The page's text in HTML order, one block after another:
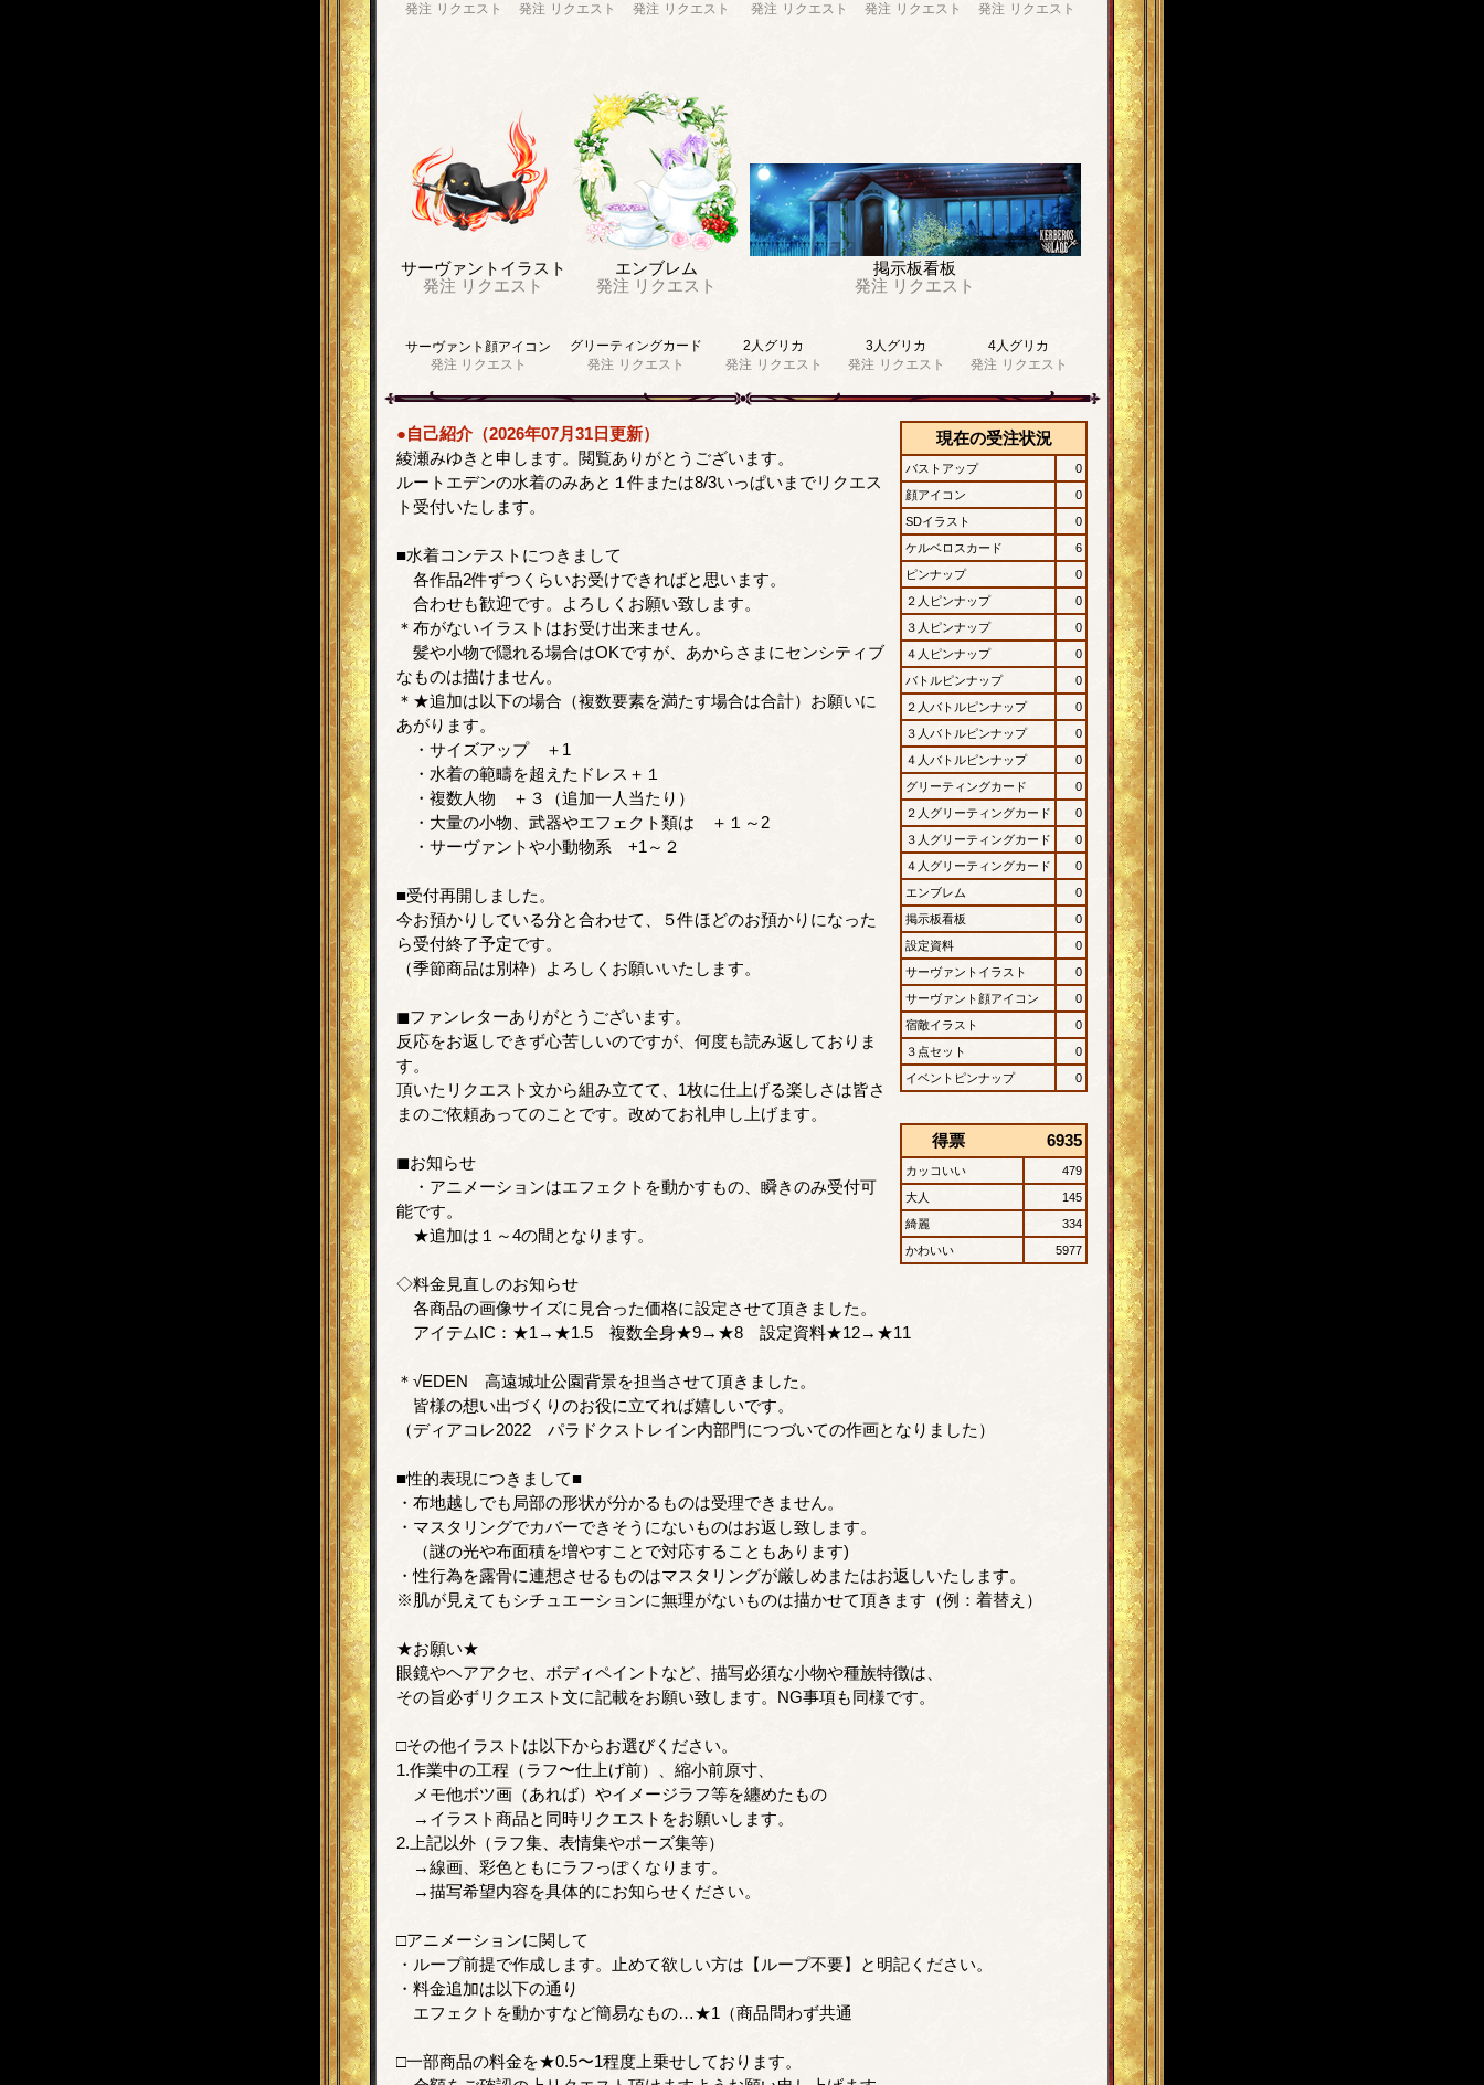
発注 リクエスト
発注 リクエスト
発注 リクエスト
発注 リクエスト
発注 リクエスト
発注 リクエスト
サーヴァントイラスト
発注 リクエスト
エンブレム
発注 リクエスト
掲示板看板
発注 リクエスト
サーヴァント顔アイコン
発注 リクエスト
グリーティングカード
発注 リクエスト
2人グリカ
発注 リクエスト
3人グリカ
発注 リクエスト
4人グリカ
発注 リクエスト
現在の受注状況
バストアップ
0
顔アイコン
0
SDイラスト
0
ケルベロスカード
6
ピンナップ
0
２人ピンナップ
0
３人ピンナップ
0
４人ピンナップ
0
バトルピンナップ
0
２人バトルピンナップ
0
３人バトルピンナップ
0
４人バトルピンナップ
0
グリーティングカード
0
２人グリーティングカード
0
３人グリーティングカード
0
４人グリーティングカード
0
エンブレム
0
掲示板看板
0
設定資料
0
サーヴァントイラスト
0
サーヴァント顔アイコン
0
宿敵イラスト
0
３点セット
0
イベントピンナップ
0
得票 6935
カッコいい
479
大人
145
綺麗
334
かわいい
5977
●自己紹介（2026年07月31日更新）
綾瀬みゆきと申します。閲覧ありがとうございます。
ルートエデンの水着のみあと１件または8/3いっぱいまでリクエス
ト受付いたします。
■水着コンテストにつきまして
各作品2件ずつくらいお受けできればと思います。
合わせも歓迎です。よろしくお願い致します。
＊布がないイラストはお受け出来ません。
髪や小物で隠れる場合はOKですが、あからさまにセンシティブ
なものは描けません。
＊★追加は以下の場合（複数要素を満たす場合は合計）お願いに
あがります。
・サイズアップ ＋1
・水着の範疇を超えたドレス＋１
・複数人物 ＋３（追加一人当たり）
・大量の小物、武器やエフェクト類は ＋１～2
・サーヴァントや小動物系 +1～２
■受付再開しました。
今お預かりしている分と合わせて、５件ほどのお預かりになった
ら受付終了予定です。
（季節商品は別枠）よろしくお願いいたします。
◼ファンレターありがとうございます。
反応をお返しできず心苦しいのですが、何度も読み返しておりま
す。
頂いたリクエスト文から組み立てて、1枚に仕上げる楽しさは皆さ
まのご依頼あってのことです。改めてお礼申し上げます。
◼お知らせ
・アニメーションはエフェクトを動かすもの、瞬きのみ受付可
能です。
★追加は１～4の間となります。
◇料金見直しのお知らせ
各商品の画像サイズに見合った価格に設定させて頂きました。
アイテムIC：★1→★1.5 複数全身★9→★8 設定資料★12→★11
＊√EDEN 高遠城址公園背景を担当させて頂きました。
皆様の想い出づくりのお役に立てれば嬉しいです。
（ディアコレ2022 パラドクストレイン内部門につづいての作画となりました）
■性的表現につきまして■
・布地越しでも局部の形状が分かるものは受理できません。
・マスタリングでカバーできそうにないものはお返し致します。
（謎の光や布面積を増やすことで対応することもあります)
・性行為を露骨に連想させるものはマスタリングが厳しめまたはお返しいたします。
※肌が見えてもシチュエーションに無理がないものは描かせて頂きます（例：着替え）
★お願い★
眼鏡やヘアアクセ、ボディペイントなど、描写必須な小物や種族特徴は、
その旨必ずリクエスト文に記載をお願い致します。NG事項も同様です。
□その他イラストは以下からお選びください。
1.作業中の工程（ラフ〜仕上げ前）、縮小前原寸、
メモ他ボツ画（あれば）やイメージラフ等を纏めたもの
→イラスト商品と同時リクエストをお願いします。
2.上記以外（ラフ集、表情集やポーズ集等）
→線画、彩色ともにラフっぽくなります。
→描写希望内容を具体的にお知らせください。
□アニメーションに関して
・ループ前提で作成します。止めて欲しい方は【ループ不要】と明記ください。
・料金追加は以下の通り
エフェクトを動かすなど簡易なもの…★1（商品問わず共通
□一部商品の料金を★0.5〜1程度上乗せしております。